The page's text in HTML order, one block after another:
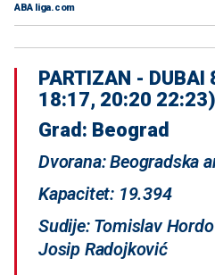
ABA liga.com
PARTIZAN -
18:17, 20:20 22:23)
Grad: Beograd
Dvorana: Beogradska
Kapacitet: 19.394
Sudije: Tomislav
Josip Radojković